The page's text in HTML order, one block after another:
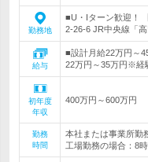
勤務地
■U・Iターン歓迎！
2-26-6 JR中央線「
給与
■設計月給22万円～
22万円～35万円※経
初年度
年収
400万円～600万円
勤務
時間
本社または事業所勤
工場勤務の場合：8